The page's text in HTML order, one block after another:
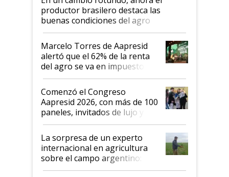
productor brasilero destaca las
buenas condiciones del agro
argentino para invertir: "Los veo
más motivados"
Marcelo Torres de Aapresid
alertó que el 62% de la renta
del agro se va en impuestos:
"No es bueno que en
Argentina se sigan discutiendo
las mismas cosas de hace 50
años"
Comenzó el Congreso
Aapresid 2026, con más de 100
paneles, invitados de lujo y
todas las tendencias
La sorpresa de un experto
internacional en agricultura
sobre el campo argentino:
"Estoy muy impresionado"